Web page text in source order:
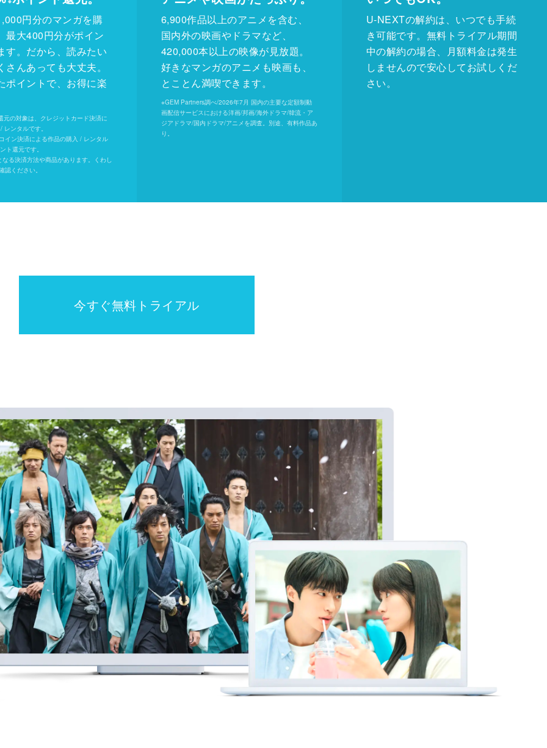
円分のマンガを購
最大400円分がポイン
す。だから、読みたい
さんあっても大丈夫。
ポイントで、お得に楽
元の対象は、クレジットカード決済に
ンタルです。
イン決済による作品の購入 / レンタル
ト還元です。
る決済方法や商品があります。くわし
認ください。
6,900作品以上のアニメを含む、
国内外の映画やドラマなど、
420,000本以上の映像が見放題。
好きなマンガのアニメも映画も、
とことん満喫できます。
※GEM Partners調べ/2026年7⽉ 国内の主要な定額制動
画配信サービスにおける洋画/邦画/海外ドラマ/韓流・ア
ジアドラマ/国内ドラマ/アニメを調査。別途、有料作品あ
り。
U-NEXTの解約は、いつでも手続
き可能です。無料トライアル期間
中の解約の場合、月額料金は発生
しませんので安心してお試しくだ
さい。
今すぐ無料トライアル